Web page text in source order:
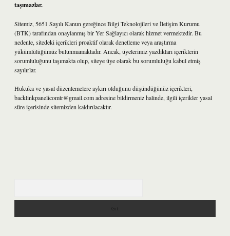
taşımazlar.
Sitemiz, 5651 Sayılı Kanun gereğince Bilgi Teknolojileri ve İletişim Kurumu
(BTK) tarafından onaylanmış bir Yer Sağlayıcı olarak hizmet vermektedir. Bu
nedenle, sitedeki içerikleri proaktif olarak denetleme veya araştırma
yükümlülüğümüz bulunmamaktadır. Ancak, üyelerimiz yazdıkları içeriklerin
sorumluluğunu taşımakta olup, siteye üye olarak bu sorumluluğu kabul etmiş
sayılırlar.
Hukuka ve yasal düzenlemelere aykırı olduğunu düşündüğünüz içerikleri,
backlinkpanelicomtr@gmail.comadresine bildirmeniz halinde, ilgili içerikler yasal
süre içerisinde sitemizden kaldırılacaktır.